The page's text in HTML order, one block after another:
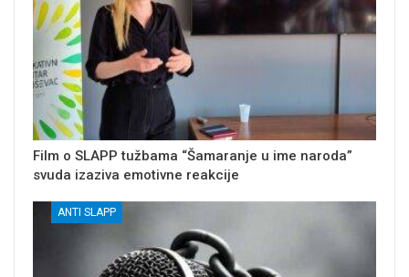
Film o SLAPP tužbama “Šamaranje u ime naroda”
svuda izaziva emotivne reakcije
ANTI SLAPP